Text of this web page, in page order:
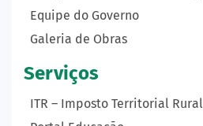
Equipe do Governo
Galeria de Obras
Serviços
ITR – Imposto Territorial Rural